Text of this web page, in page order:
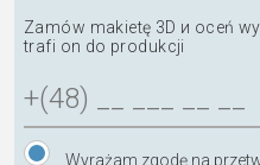
Zamów makietę 3D и oceń
trafi on do produkcji
Wyrażam zgodę na